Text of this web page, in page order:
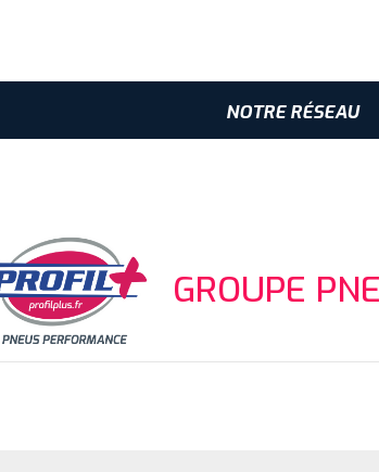
NOTRE RÉSEAU
GROUPE